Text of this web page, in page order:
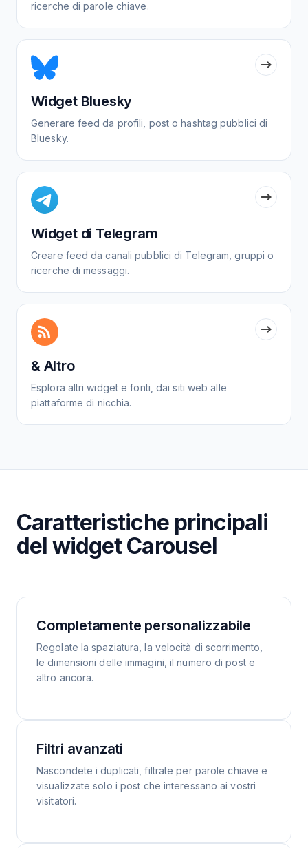
ricerche di parole chiave.
Widget Bluesky
Generare feed da profili, post o hashtag pubblici di
Bluesky.
Widget di Telegram
Creare feed da canali pubblici di Telegram, gruppi o
ricerche di messaggi.
& Altro
Esplora altri widget e fonti, dai siti web alle
piattaforme di nicchia.
Caratteristiche principali
del widget Carousel
Completamente personalizzabile
Regolate la spaziatura, la velocità di scorrimento,
le dimensioni delle immagini, il numero di post e
altro ancora.
Filtri avanzati
Nascondete i duplicati, filtrate per parole chiave e
visualizzate solo i post che interessano ai vostri
visitatori.